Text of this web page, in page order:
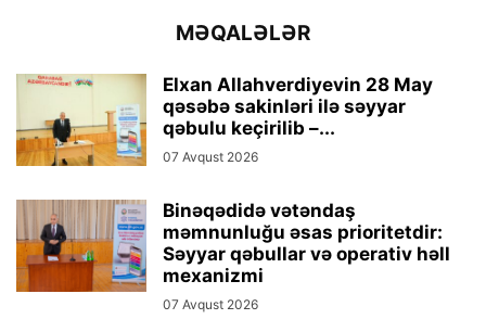
MƏQALƏLƏR
Elxan Allahverdiyevin 28 May
qəsəbə sakinləri ilə səyyar
qəbulu keçirilib –...
07 Avqust 2026
Binəqədidə vətəndaş
məmnunluğu əsas prioritetdir:
Səyyar qəbullar və operativ həll
mexanizmi
07 Avqust 2026